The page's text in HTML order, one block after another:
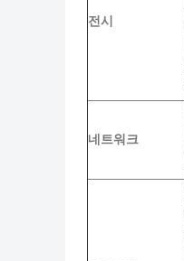
전시
네트워크